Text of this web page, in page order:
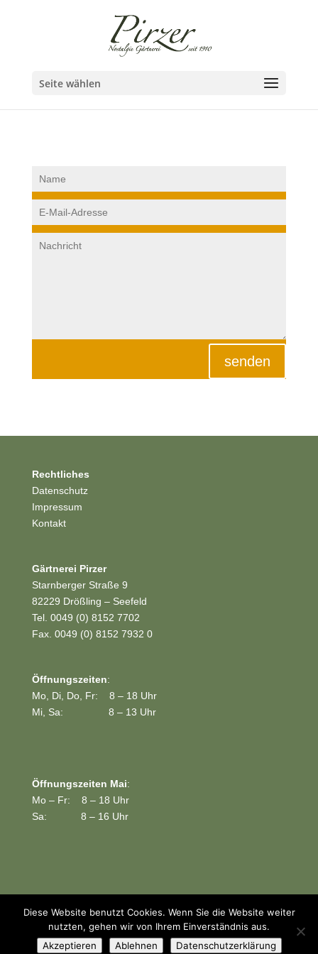
Seite wählen
senden
Rechtliches
Datenschutz
Impressum
Kontakt
Gärtnerei Pirzer
Starnberger Straße 9
82229 Drößling – Seefeld
Tel. 0049 (0) 8152 7702
Fax. 0049 (0) 8152 7932 0
Öffnungszeiten:
Mo, Di, Do, Fr: 8 – 18 Uhr
Mi, Sa: 8 – 13 Uhr
Öffnungszeiten Mai:
Mo – Fr: 8 – 18 Uhr
Sa: 8 – 16 Uhr
Websitekonzept + Design + Bildbearbeitung -Diana Fütterer -
gruenestreiben.de
Diese Website benutzt Cookies. Wenn Sie die Website weiter
nutzten, gehen wir von Ihrem Einverständnis aus.
Akzeptieren
Ablehnen Datenschutzerklärung